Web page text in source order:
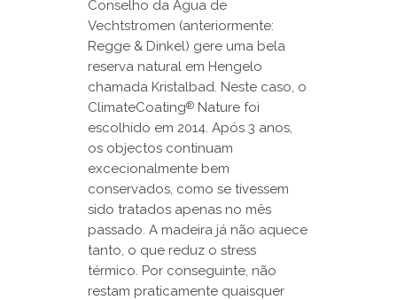
Conselho da Água de
Vechtstromen (anteriormente:
Regge & Dinkel) gere uma bela
reserva natural em Hengelo
chamada Kristalbad. Neste caso, o
ClimateCoating® Nature foi
escolhido em 2014. Após 3 anos,
os objectos continuam
excecionalmente bem
conservados, como se tivessem
sido tratados apenas no mês
passado. A madeira já não aquece
tanto, o que reduz o stress
térmico. Por conseguinte, não
restam praticamente quaisquer